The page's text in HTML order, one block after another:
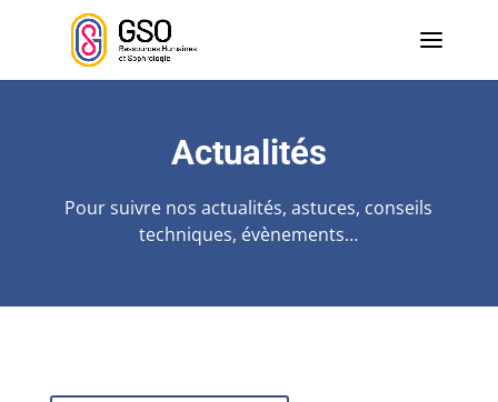
Actualités
Pour suivre nos actualités, astuces, conseils
techniques, évènements…